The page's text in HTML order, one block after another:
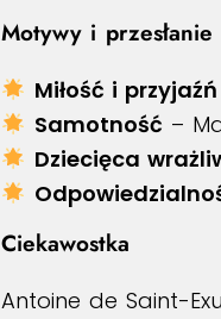
Motywy i przesłanie
Miłość i przyjaźń
Samotność –
Dziecięca
Ciekawostka
Antoine de Saint-